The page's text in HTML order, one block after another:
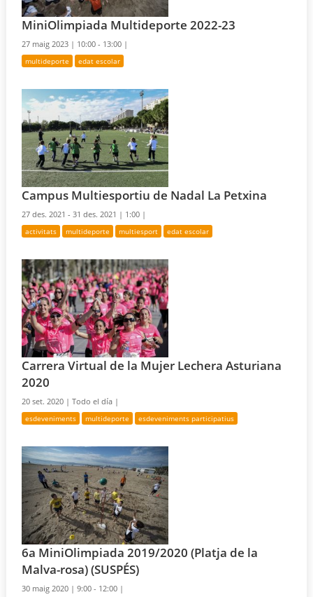
MiniOlimpiada Multideporte 2022-23
27 maig 2023 | 10:00 - 13:00 |
multideporte edat escolar
Campus Multiesportiu de Nadal La Petxina
27 des. 2021 - 31 des. 2021 | 1:00 |
activitats multideporte multiesport edat escolar
Carrera Virtual de la Mujer Lechera Asturiana
2020
20 set. 2020 |Todo el día |
esdeveniments multideporte esdeveniments participatius
6a MiniOlimpiada 2019/2020 (Platja de la
Malva-rosa) (SUSPÉS)
30 maig 2020 |9:00 - 12:00 |